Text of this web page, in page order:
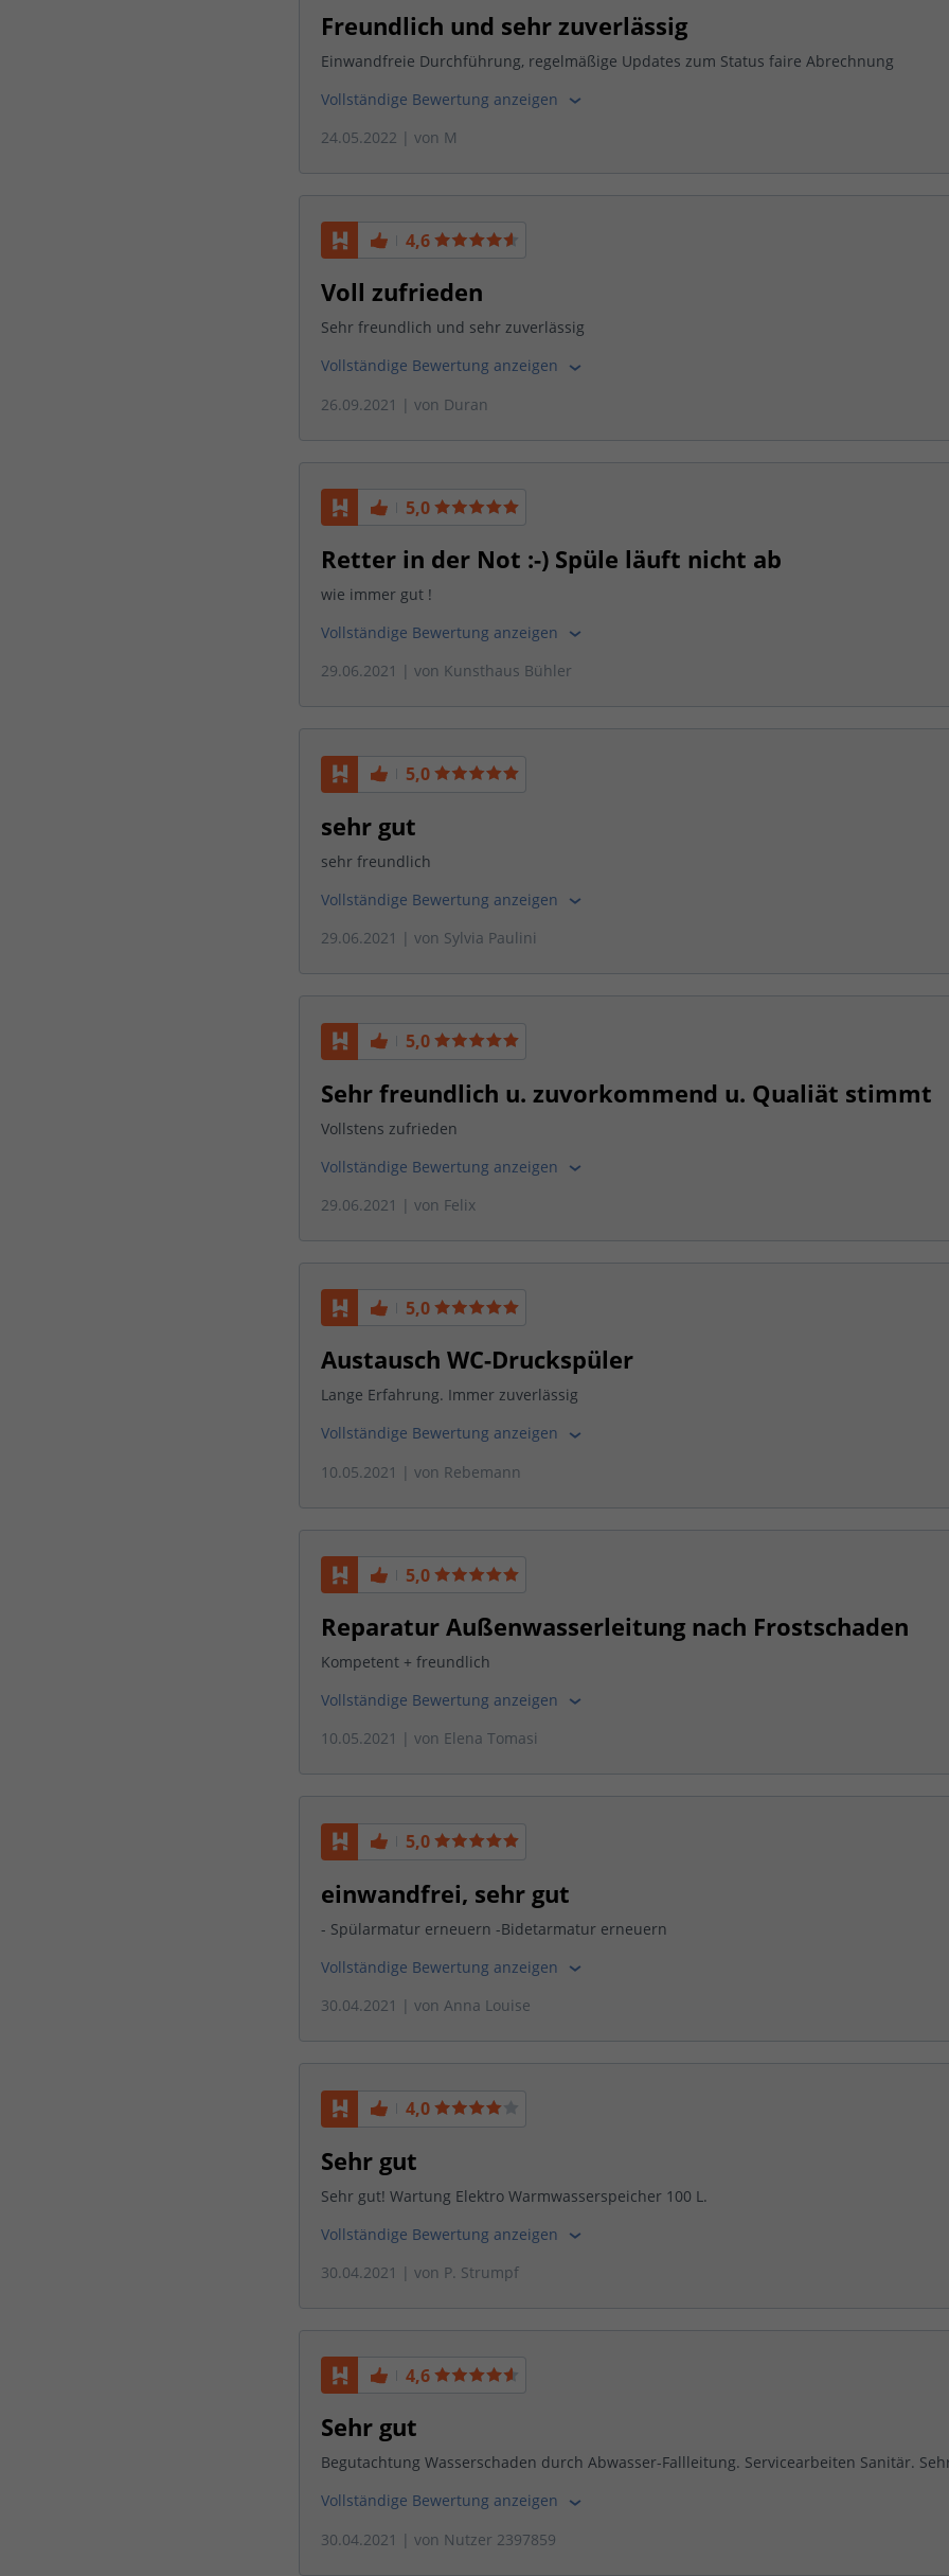
Freundlich und sehr zuverlässig
Einwandfreie Durchführung, regelmäßige Updates zum Status faire Abrechnung
Vollständige Bewertung anzeigen
24.05.2022 | von M
4,6
Voll zufrieden
Sehr freundlich und sehr zuverlässig
Vollständige Bewertung anzeigen
26.09.2021 | von Duran
5,0
Retter in der Not :-) Spüle läuft nicht ab
wie immer gut !
Vollständige Bewertung anzeigen
29.06.2021 | von Kunsthaus Bühler
5,0
sehr gut
sehr freundlich
Vollständige Bewertung anzeigen
29.06.2021 | von Sylvia Paulini
5,0
Sehr freundlich u. zuvorkommend u. Qualiät stimmt
Vollstens zufrieden
Vollständige Bewertung anzeigen
29.06.2021 | von Felix
5,0
Austausch WC-Druckspüler
Lange Erfahrung. Immer zuverlässig
Vollständige Bewertung anzeigen
10.05.2021 | von Rebemann
5,0
Reparatur Außenwasserleitung nach Frostschaden
Kompetent + freundlich
Vollständige Bewertung anzeigen
10.05.2021 | von Elena Tomasi
5,0
einwandfrei, sehr gut
- Spülarmatur erneuern -Bidetarmatur erneuern
Vollständige Bewertung anzeigen
30.04.2021 | von Anna Louise
4,0
Sehr gut
Sehr gut! Wartung Elektro Warmwasserspeicher 100 L.
Vollständige Bewertung anzeigen
30.04.2021 | von P. Strumpf
4,6
Sehr gut
Begutachtung Wasserschaden durch Abwasser-Fallleitung. Servicearbeiten Sanitär.
Vollständige Bewertung anzeigen
30.04.2021 | von Nutzer 2397859